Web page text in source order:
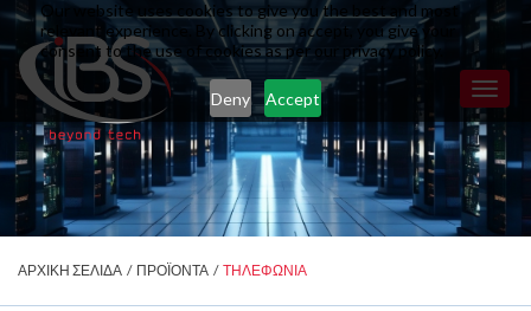
Our website uses cookies to give you the best and most
relevant experience. By clicking on accept, you give your
consent to the use of cookies as per our privacy policy.
Deny Accept
ΑΡΧΙΚΗ ΣΕΛΙΔΑ / ΠΡΟΪΟΝΤΑ / ΤΗΛΕΦΩΝΙΑ